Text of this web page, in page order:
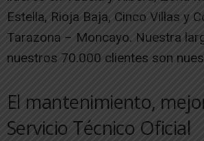
Estella, Rioja Baja, Cinco Villas y
Tarazona – Moncayo. Nuestra
nuestros 70.000 clientes son
El mantenimiento,
Servicio Técnico Oficial